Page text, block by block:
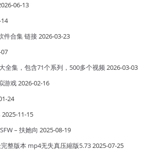
06-13
件合集 链接2026-03-23
全集，包含71个系列，500多个视频2026-03-03
游戏2026-02-16
24
2025-11-15
– 扶她向 2025-08-19
整版本 mp4无失真压縮版5.732025-07-25